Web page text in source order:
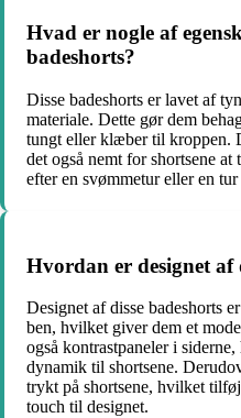
Hvad er nogle af
badeshorts?
Disse badeshorts er lavet af
materiale. Dette gør dem
tungt eller klæber til kroppen.
det også nemt for shortsene
efter en svømmetur eller en
Hvordan er designet af
Designet af disse badeshorts
ben, hvilket giver dem et
også kontrastpaneler i
dynamik til shortsene.
trykt på shortsene, hvilket
touch til designet.